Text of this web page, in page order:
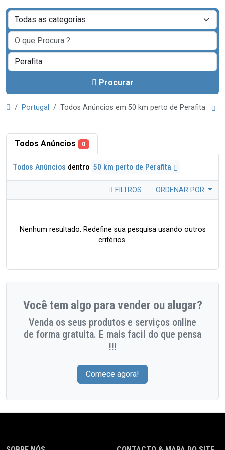
Procurar
Portugal Todos Anúncios em 50 km perto de Perafita
Todos Anúncios 0
Todos Anúncios dentro 50 km perto de Perafita
FILTROS ORDENAR POR
Nenhum resultado. Redefine sua pesquisa usando outros
critérios.
Você tem algo para vender ou alugar?
Venda os seus produtos e serviços online
de forma gratuita. E mais facil do que pensa
!!!
Comece agora!